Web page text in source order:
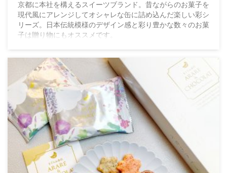
京都に本社を構えるスイーツブランド。昔ながらのお菓子を
現代風にアレンジしてオシャレな缶に詰め込んだ楽しい彩シ
リーズ。日本伝統模様のデザイン感と彩り豊かな数々のお菓
子は贈り物にもオススメです。